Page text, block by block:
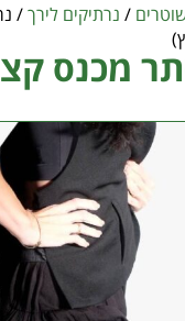
/ נרתיקים לירך/
מכנס